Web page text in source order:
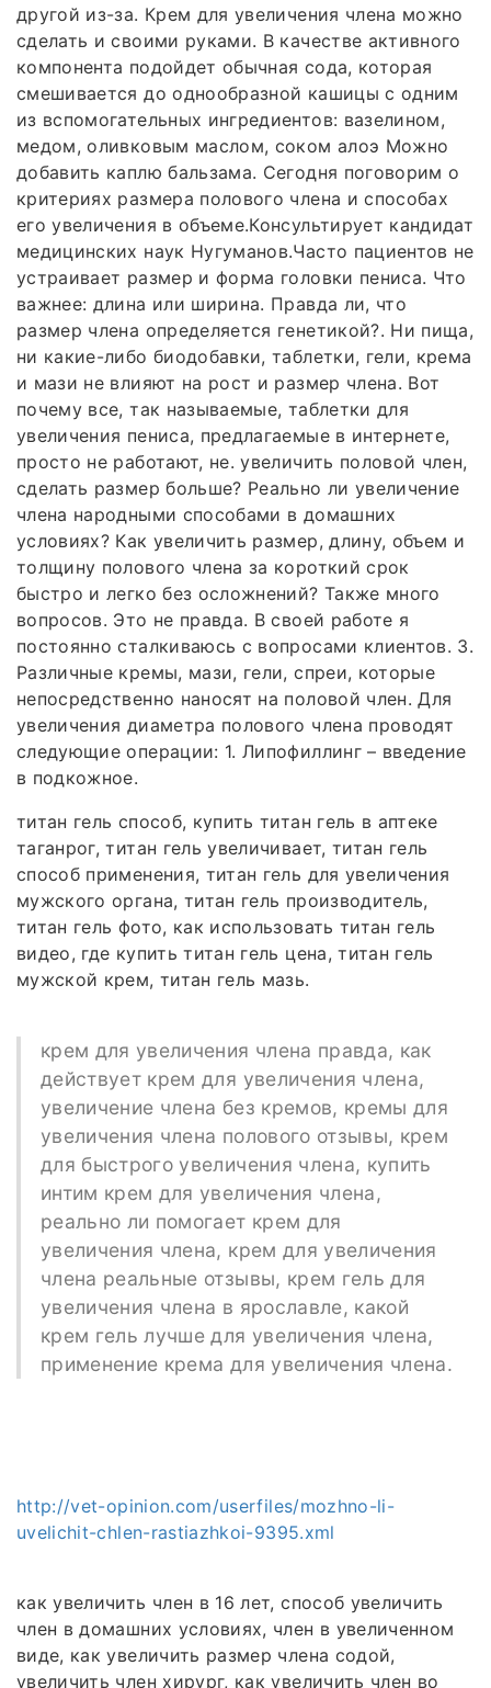
другой из-за. Крем для увеличения члена можно
сделать и своими руками. В качестве активного
компонента подойдет обычная сода, которая
смешивается до однообразной кашицы с одним
из вспомогательных ингредиентов: вазелином,
медом, оливковым маслом, соком алоэ Можно
добавить каплю бальзама. Сегодня поговорим о
критериях размера полового члена и способах
его увеличения в объеме.Консультирует кандидат
медицинских наук Нугуманов.Часто пациентов не
устраивает размер и форма головки пениса. Что
важнее: длина или ширина. Правда ли, что
размер члена определяется генетикой?. Ни пища,
ни какие-либо биодобавки, таблетки, гели, крема
и мази не влияют на рост и размер члена. Вот
почему все, так называемые, таблетки для
увеличения пениса, предлагаемые в интернете,
просто не работают, не. увеличить половой член,
сделать размер больше? Реально ли увеличение
члена народными способами в домашних
условиях? Как увеличить размер, длину, объем и
толщину полового члена за короткий срок
быстро и легко без осложнений? Также много
вопросов. Это не правда. В своей работе я
постоянно сталкиваюсь с вопросами клиентов. 3.
Различные кремы, мази, гели, спреи, которые
непосредственно наносят на половой член. Для
увеличения диаметра полового члена проводят
следующие операции: 1. Липофиллинг – введение
в подкожное.
титан гель способ, купить титан гель в аптеке
таганрог, титан гель увеличивает, титан гель
способ применения, титан гель для увеличения
мужского органа, титан гель производитель,
титан гель фото, как использовать титан гель
видео, где купить титан гель цена, титан гель
мужской крем, титан гель мазь.
крем для увеличения члена правда, как
действует крем для увеличения члена,
увеличение члена без кремов, кремы для
увеличения члена полового отзывы, крем
для быстрого увеличения члена, купить
интим крем для увеличения члена,
реально ли помогает крем для
увеличения члена, крем для увеличения
члена реальные отзывы, крем гель для
увеличения члена в ярославле, какой
крем гель лучше для увеличения члена,
применение крема для увеличения члена.
http://vet-opinion.com/userfiles/mozhno-li-
uvelichit-chlen-rastiazhkoi-9395.xml
как увеличить член в 16 лет, способ увеличить
член в домашних условиях, член в увеличенном
виде, как увеличить размер члена содой,
увеличить член хирург, как увеличить член во